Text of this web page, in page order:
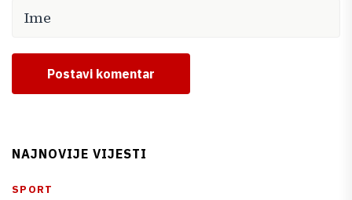
Postavi komentar
NAJNOVIJE VIJESTI
SPORT